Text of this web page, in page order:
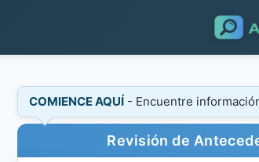
COMIENCE AQUÍ - Encuentre
Revisión de